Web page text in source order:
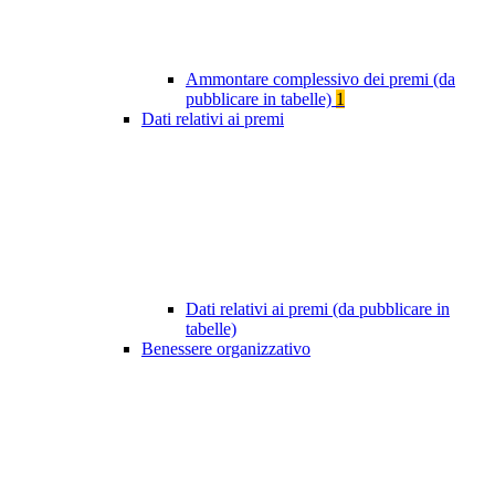
Ammontare complessivo dei premi (da
pubblicare in tabelle) 1
Dati relativi ai premi
Dati relativi ai premi (da pubblicare in
tabelle)
Benessere organizzativo